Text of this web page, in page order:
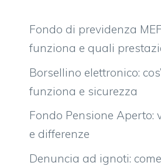
Fondo di previdenza
funziona e quali
Borsellino elettronico:
funziona e sicurezza
Fondo Pensione Aperto:
e differenze
Denuncia ad ignoti: